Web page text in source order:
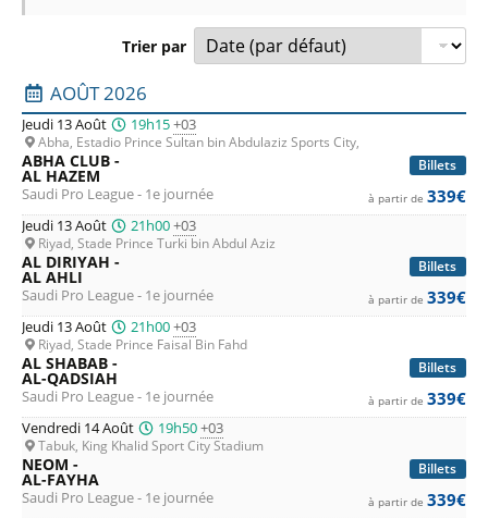
Trier par
Liste des prochains matchs : Arabie Saoudite.
AOÛT 2026
Jeudi 13 Août 19h15+03
Abha, Estadio Prince Sultan bin Abdulaziz Sports City,
Billets
ABHA CLUB -
AL HAZEM
Saudi Pro League - 1e journée à partir de 339€
Jeudi 13 Août 21h00+03
Riyad, Stade Prince Turki bin Abdul Aziz
Billets
AL DIRIYAH -
AL AHLI
Saudi Pro League - 1e journée à partir de 339€
Jeudi 13 Août 21h00+03
Riyad, Stade Prince Faisal Bin Fahd
Billets
AL SHABAB -
AL-QADSIAH
Saudi Pro League - 1e journée à partir de 339€
Vendredi 14 Août 19h50+03
Tabuk, King Khalid Sport City Stadium
Billets
NEOM -
AL-FAYHA
Saudi Pro League - 1e journée à partir de 339€